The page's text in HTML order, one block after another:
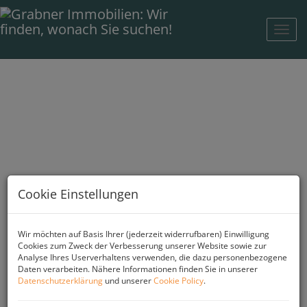
Cookie Einstellungen
Wir möchten auf Basis Ihrer (jederzeit widerrufbaren) Einwilligung
Cookies zum Zweck der Verbesserung unserer Website sowie zur
Analyse Ihres Userverhaltens verwenden, die dazu personenbezogene
Daten verarbeiten. Nähere Informationen finden Sie in unserer
Datenschutzerklärung und unsererCookie Policy.